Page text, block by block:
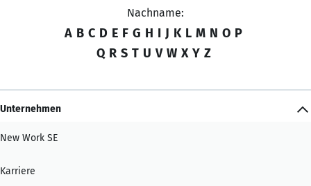
Nachname:
A B C D E F G H I J K L M N O P
Q R S T U V W X Y Z
Unternehmen
New Work SE
Karriere